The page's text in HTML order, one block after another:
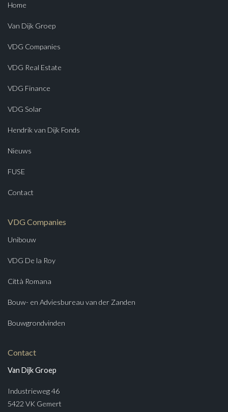
Home
Van Dijk Groep
VDG Companies
VDG Real Estate
VDG Finance
VDG Solar
Hendrik van Dijk Fonds
Nieuws
FUSE
Contact
VDG Companies
Unibouw
VDG De la Roy
Città Romana
Bouw- en Adviesbureau van der Zanden
Bouwgrondvinden
Contact
Van Dijk Groep
Industrieweg 46
5422 VK Gemert